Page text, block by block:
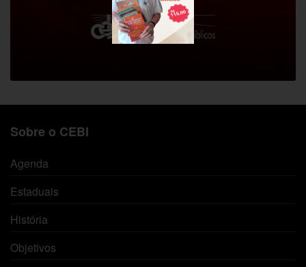
Sobre o CEBI
Agenda
Estaduais
História
Objetivos